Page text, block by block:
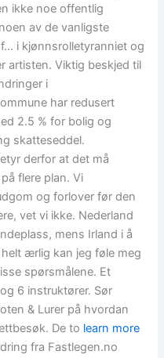
ikke noe offentlig
av de vanligste
i kjønnsrolletyranniet og
artisten. Viktig beskjed til
i
har redusert
2.5 % for bolig og
skatteseddel.
derfor at det må
flere plan. Vi
og forlover før den
vet vi ikke. Nederland
mens Irland i å
ærlig kan jeg føle meg
spørsmålene. Et
6 instruktører. Sør
& Lurer på hvordan
De to learn more
fra Fastlegen.no